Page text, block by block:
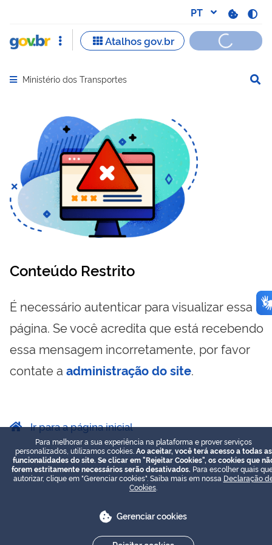
Abrir menu principal de navegação
Ministério dos Transportes
Conteúdo Restrito
É necessário autenticar para visualizar essa
página. Se você acredita que está recebendo
essa mensagem incorretamente, por favor
contate a administração do site.
Ir para a página inicial
Para melhorar a sua experiência na plataforma e prover serviços
personalizados, utilizamos cookies. Ao aceitar, você terá acesso a todas as
funcionalidades do site. Se clicar em "Rejeitar Cookies", os cookies que
forem estritamente necessários serão desativados. Para escolher quais
autorizar, clique em "Gerenciar cookies". Saiba mais em nossa Declaração
Cookies
Gerenciar cookies